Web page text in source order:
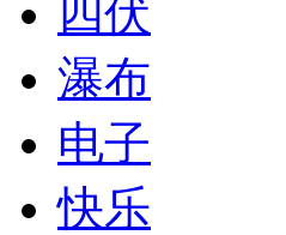
四伏
瀑布
电子
快乐